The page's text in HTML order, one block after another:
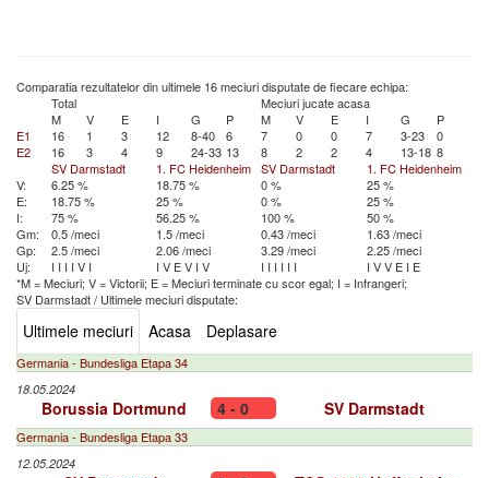
Comparatia rezultatelor din ultimele 16 meciuri disputate de fiecare echipa:
Total
Meciuri jucate acasa
M
V E I G P M V E I G
P
E1
16 1 3 12 8-40 6 7 0 0 7 3-23
0
E2
16 3 4 9 24-33 13 8 2 2 4 13-18 8
SV Darmstadt
1. FC Heidenheim SV Darmstadt
1. FC Heidenheim
V:
6.25 % 18.75 % 0 %
25 %
E:
18.75 % 25 % 0 %
25 %
I:
75 % 56.25 % 100 %
50 %
Gm:
0.5 /meci 1.5 /meci 0.43 /meci
1.63 /meci
Gp:
2.5 /meci 2.06 /meci 3.29 /meci
2.25 /meci
Uj:
I I I I V I I V EV I V I I I I I I I VV E I E
*M = Meciuri; V = Victorii; E = Meciuri terminate cu scor egal; I = Infrangeri;
SV Darmstadt/ Ultimele meciuri disputate:
Ultimele meciuri Acasa Deplasare
Germania - Bundesliga Etapa 34
18.05.2024
Borussia Dortmund 4 - 0 SV Darmstadt
Germania - Bundesliga Etapa 33
12.05.2024